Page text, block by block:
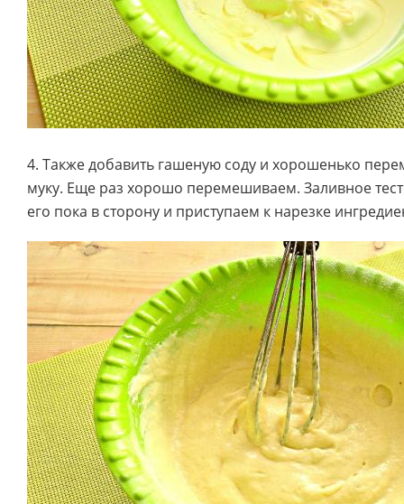
4. Также добавить гашеную соду и хорошенько
муку. Еще раз хорошо перемешиваем. Заливное
его пока в сторону и приступаем к нарезке